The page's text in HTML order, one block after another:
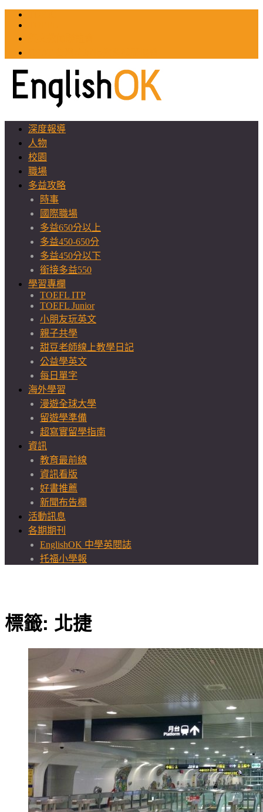
深度報導
人物
校園
職場
多益攻略
時事
國際職場
多益650分以上
多益450-650分
多益450分以下
銜接多益550
學習專欄
TOEFL ITP
TOEFL Junior
小朋友玩英文
親子共學
甜豆老師線上教學日記
公益學英文
每日單字
海外學習
漫遊全球大學
留遊學準備
超寫實留學指南
資訊
教育最前線
資訊看版
好書推薦
新聞布告欄
活動訊息
各期期刊
EnglishOK 中學英閱誌
托福小學報
標籤: 北捷